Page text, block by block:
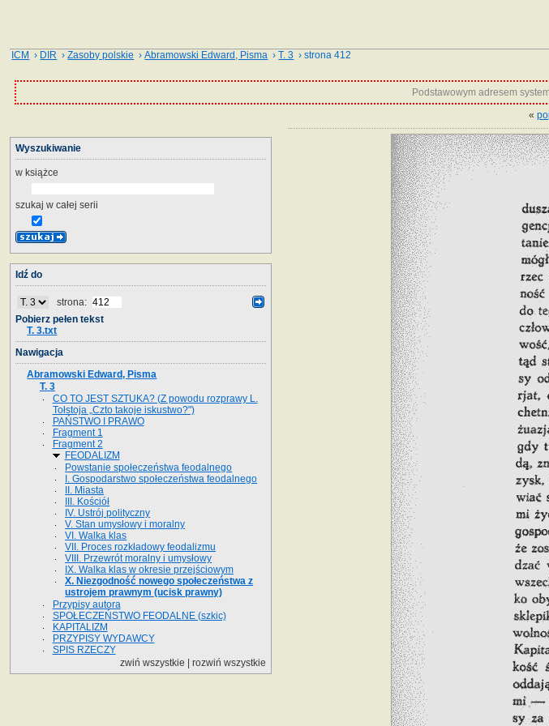
ICM › DIR ›Zasoby polskie ›Abramowski Edward, Pisma ›T. 3 › strona 412
Podstawowym adresem
«
Wyszukiwanie
w książce
szukaj w całej serii
Idź do
strona:
Pobierz pełen tekst
T. 3.txt
Nawigacja
Abramowski Edward, Pisma
T. 3
CO TO JEST SZTUKA? (Z powodu rozprawy L.
Tołstoja „Czto takoje iskustwo?")
PAŃSTWO I PRAWO
Fragment 1
Fragment 2
FEODALIZM
Powstanie społeczeństwa feodalnego
I. Gospodarstwo społeczeństwa feodalnego
II. Miasta
III. Kościół
IV. Ustrój polityczny
V. Stan umysłowy i moralny
VI. Walka klas
VII. Proces rozkładowy feodalizmu
VIII. Przewrót moralny i umysłowy
IX. Walka klas w okresie przejściowym
X. Niezgodność nowego społeczeństwa z
ustrojem prawnym (ucisk prawny)
Przypisy autora
SPOŁECZEŃSTWO FEODALNE (szkic)
KAPITALIZM
PRZYPISY WYDAWCY
SPIS RZECZY
zwiń wszystkie |rozwiń wszystkie